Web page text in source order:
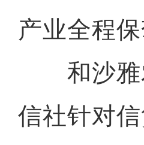
产业全程保
和沙雅
信社针对